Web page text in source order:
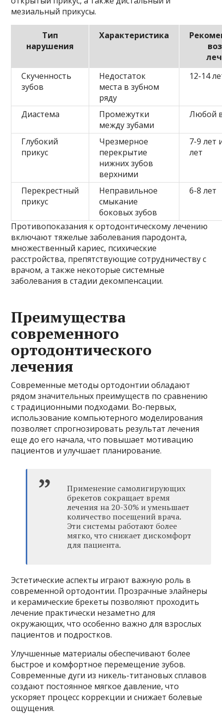
мезиальный прикусы.
Тип
нарушения
Характеристика
Скученность
зубов
Недостаток
места в зубном
ряду
12-14
Диастема
Промежутки
между зубами
Любой
Глубокий
прикус
Чрезмерное
перекрытие
нижних зубов
верхними
7-9 лет
лет
Перекрестный
прикус
Неправильное
смыкание
боковых зубов
6-8 лет
Противопоказания к ортодонтическому лечению
включают тяжелые заболевания пародонта,
множественный кариес, психические
расстройства, препятствующие сотрудничеству с
врачом, а также некоторые системные
заболевания в стадии декомпенсации.
Преимущества
современного
ортодонтического
лечения
Современные методы ортодонтии обладают
рядом значительных преимуществ по сравнению
с традиционными подходами. Во-первых,
использование компьютерного моделирования
позволяет спрогнозировать результат лечения
еще до его начала, что повышает мотивацию
пациентов и улучшает планирование.
Применение самолигирующих
брекетов сокращает время
лечения на 20-30% и уменьшает
количество посещений врача.
Эти системы работают более
мягко, что снижает дискомфорт
для пациента.
Эстетические аспекты играют важную роль в
современной ортодонтии. Прозрачные элайнеры
и керамические брекеты позволяют проходить
лечение практически незаметно для
окружающих, что особенно важно для взрослых
пациентов и подростков.
Улучшенные материалы обеспечивают более
быстрое и комфортное перемещение зубов.
Современные дуги из никель-титановых сплавов
создают постоянное мягкое давление, что
ускоряет процесс коррекции и снижает болевые
ощущения.